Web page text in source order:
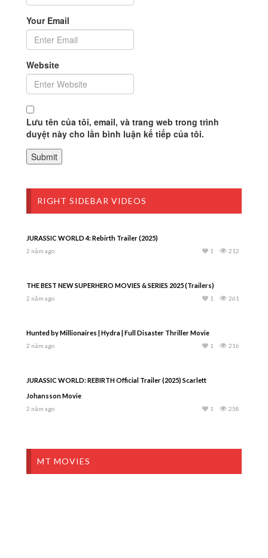
Your Email
Website
Lưu tên của tôi, email, và trang web trong trình
duyệt này cho lần bình luận kế tiếp của tôi.
RIGHT SIDEBAR VIDEOS
JURASSIC WORLD 4: Rebirth Trailer (2025)
2 năm ago 212
1
THE BEST NEW SUPERHERO MOVIES & SERIES 2025 (Trailers)
2 năm ago 261
1
Hunted by Millionaires | Hydra | Full Disaster Thriller Movie
2 năm ago 216
1
JURASSIC WORLD: REBIRTH Official Trailer (2025) Scarlett
Johansson Movie
2 năm ago 258
1
MT MOVIES